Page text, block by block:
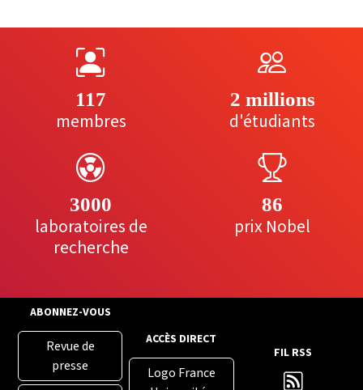
117
membres
2 millions
d'étudiants
3000
laboratoires de
recherche
86
prix Nobel
ABONNEZ-VOUS
Revue de
presse
ACCÈS DIRECT
Logo France
FIL RSS